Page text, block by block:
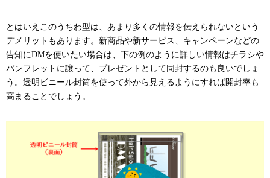
とはいえこのうちわ型は、あまり多くの情報を伝えられないという
デメリットもあります。新商品や新サービス、キャンペーンなどの
告知にDMを使いたい場合は、下の例のように詳しい情報はチラシや
パンフレットに譲って、プレゼントとして同封するのも良いでしょ
う。透明ビニール封筒を使って外から見えるようにすれば開封率も
高まることでしょう。